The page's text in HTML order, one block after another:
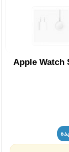
Apple Watch